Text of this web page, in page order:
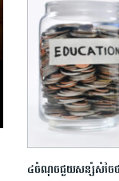
៤ចំណុចជួយសន្សំសំចៃថ